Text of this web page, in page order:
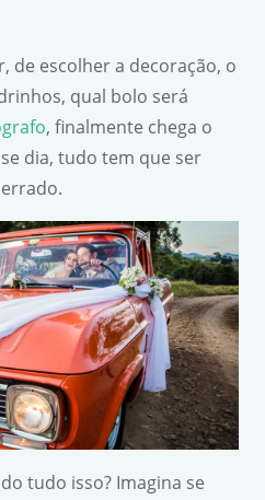
de escolher a decoração, o
qual bolo será
, finalmente chega o
dia, tudo tem que ser
tudo isso? Imagina se